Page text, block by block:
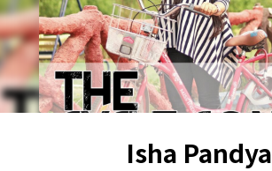
Isha Pandya